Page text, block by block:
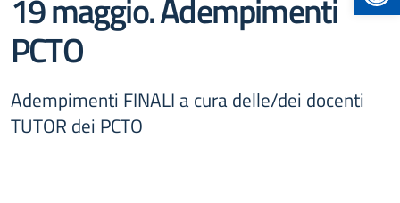
PCTO
Adempimenti FINALI a cura delle/dei docenti
TUTOR dei PCTO